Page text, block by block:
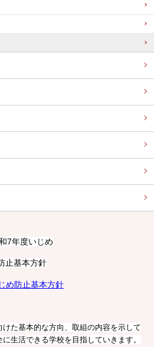
7年度いじめ
止基本方針
め防止基本方針
た基本的な方向、取組の内容を示して
生活できる学校を目指していきます。